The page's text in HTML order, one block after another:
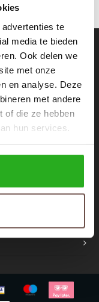
te
media te bieden
Ook delen we
met onze
en analyse. Deze
met andere
of die ze hebben
hun services.
via email